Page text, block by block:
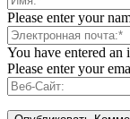
Please enter your
You have entered an
Please enter your